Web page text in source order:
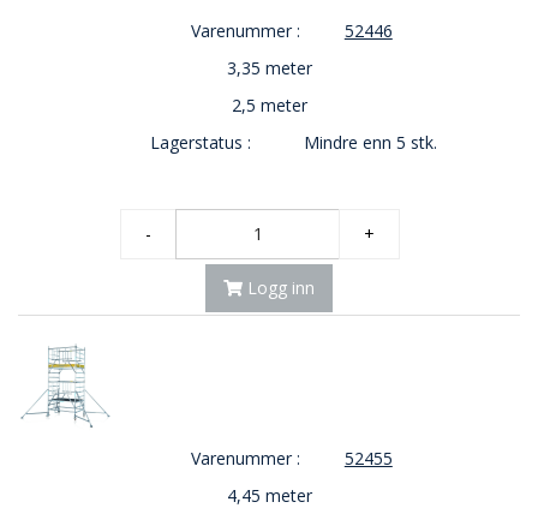
Varenummer :
52446
3,35 meter
2,5 meter
Lagerstatus :
Mindre enn 5 stk.
- +
Logg inn
Varenummer :
52455
4,45 meter